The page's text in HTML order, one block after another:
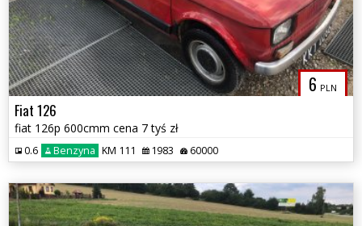
6 PLN
Fiat 126
fiat 126p 600cmm cena 7 tyś zł
0.6 Benzyna KM 111 1983 60000